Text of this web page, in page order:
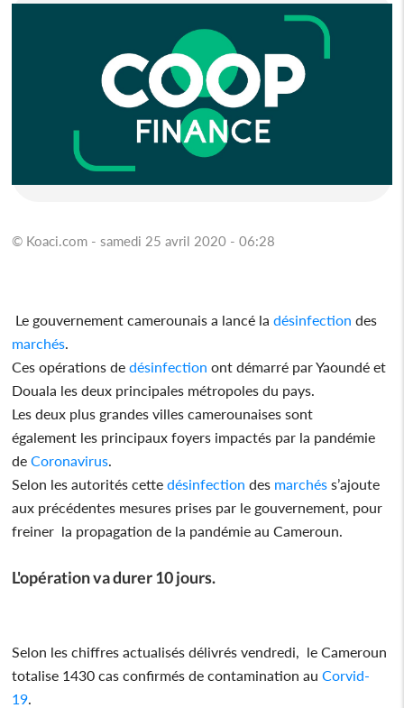
© Koaci.com - samedi 25 avril 2020 - 06:28
Le gouvernement camerounais a lancé la désinfection des
marchés
Ces opérations de désinfection ont démarré par Yaoundé et
Douala les deux principales métropoles du pays.
Les deux plus grandes villes camerounaises sont
également les principaux foyers impactés par la pandémie
deCoronavirus
Selon les autorités cette désinfection des marchés s’ajoute
aux précédentes mesures prises par le gouvernement, pour
freiner la propagation de la pandémie au Cameroun.
L'opération va durer 10 jours.
Selon les chiffres actualisés délivrés vendredi, le Cameroun
totalise 1430 cas confirmés de contamination au Corvid-
19